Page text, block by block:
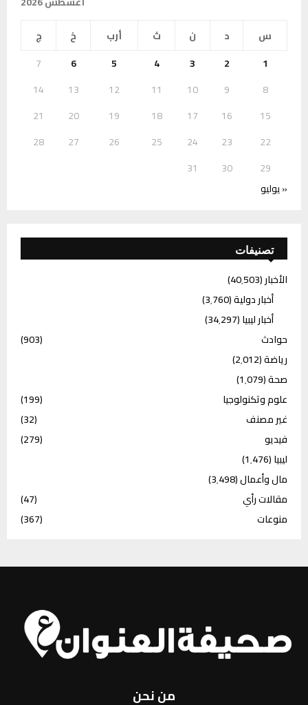
س
د ن ث أرب خ
ج
1
2
3
4
5
6
7
8
9
10
11
12
13
14
15
16
17
18
19
20
21
22
23
24
25
26
27
28
29
30
31
« يوليو
تصنيفات
الأخبار(40٬503)
أخبار دولية(3٬760)
أخبار ليبيا(34٬297)
حوادث
(903)
رياضة(2٬012)
صحة(1٬079)
علوم وتكنولوجيا
(199)
غير مصنف
(32)
فيديو
(279)
ليبيا(1٬476)
مال وأعمال(3٬498)
مقالات رأي
(47)
منوعات
(367)
من نحن